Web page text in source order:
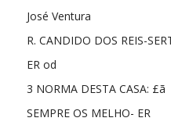
José Ventura
R. CANDIDO DOS REIS-
ER od
3 NORMA DESTA CASA: £ã
SEMPRE OS MELHO- ER